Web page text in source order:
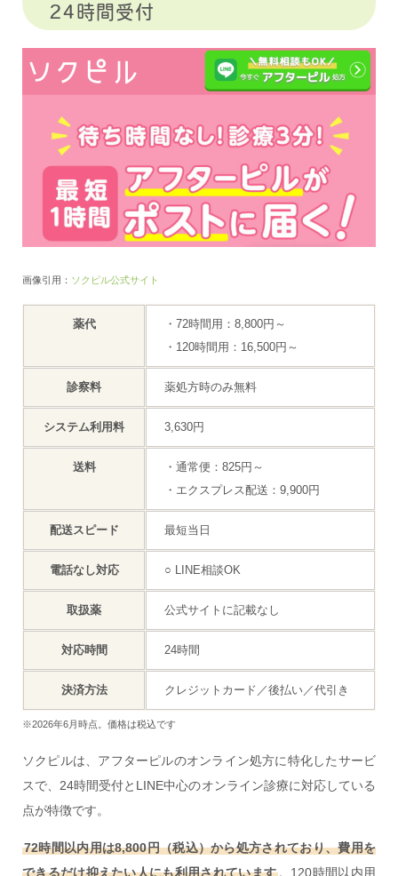
24時間受付
画像引用： ソクピル公式サイト
薬代
・72時間用：8,800円～
・120時間用：16,500円～
診察料 薬処方時のみ無料
システム利用料 3,630円
送料
・通常便：825円～
・エクスプレス配送：9,900円
配送スピード 最短当日
電話なし対応 ○ LINE相談OK
取扱薬 公式サイトに記載なし
対応時間 24時間
決済方法 クレジットカード／後払い／代引き
※2026年6月時点。価格は税込です
ソクピルは、アフターピルのオンライン処方に特化したサービ
スで、24時間受付とLINE中心のオンライン診療に対応している
点が特徴です。
72時間以内用は8,800円（税込）から処方されており、費用を
できるだけ抑えたい人にも利用されています 。120時間以内用